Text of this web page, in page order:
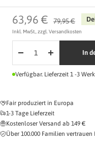
Material wählen
Naturleder
Name eingeben
Angebotspreis
63,96 €
Regulärer
Preis
79,95 €
Inkl. MwSt., zzgl. Versandkosten
Menge
verringern
Menge
erhöhen
In
Verfügbar. Lieferzeit 1 -3
Fair produziert in Europa
1-3 Tage Lieferzeit
Kostenloser Versand ab 149 €
Über 100.000 Familien